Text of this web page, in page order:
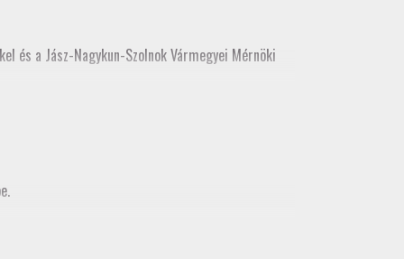
és a Jász-Nagykun-Szolnok Vármegyei Mérnöki